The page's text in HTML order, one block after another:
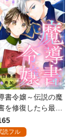
書令嬢～伝説の魔
を修復したら最強
霊が味方になりま
（クールな王弟殿
読フル